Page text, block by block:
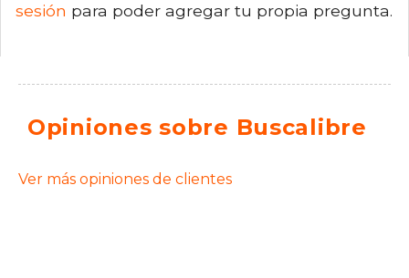
sesión para poder agregar tu propia pregunta.
Opiniones sobre Buscalibre
Ver más opiniones de clientes